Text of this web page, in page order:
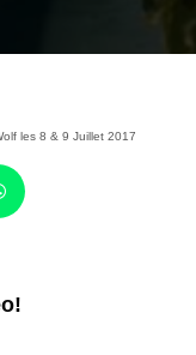
les 8 & 9 Juillet 2017